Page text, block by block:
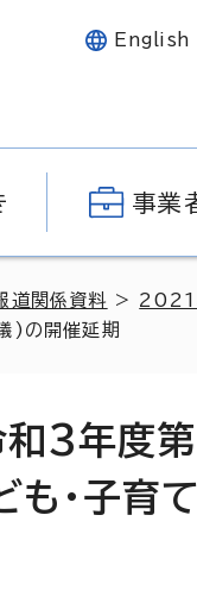
English
事業
道関係資料 > 2021
)の開催延期
年度第
・子育